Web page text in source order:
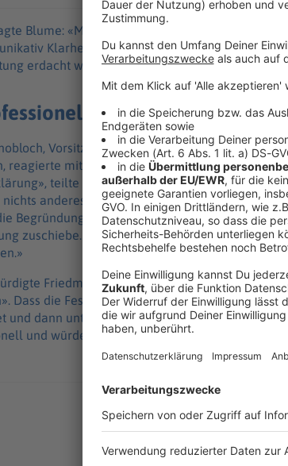
Blume: «Mich überzeugt diese Begründung
Klarheit schafft und vor allem dieses so
erdacht war, auch wirklich zu senden.»
und würdelos»
Vorsitzende der Israelitischen
reagierte mit scharfen Worten: «Diese Absage
teilte sie mit. «Bei der vermeintlichen
anderes als eine Ausladung Friedmans
Begründung «Sicherheitsbedenken» obendrein
zuschiebe. «Mir fehlen die Worte, um meine
Friedman als einen «der bedeutendsten
Dass die Festspielleitung «ihm an dieser
und dann unter fadenscheinigem Vorwand
und würdelos. Wer Bayreuth schwächen will,